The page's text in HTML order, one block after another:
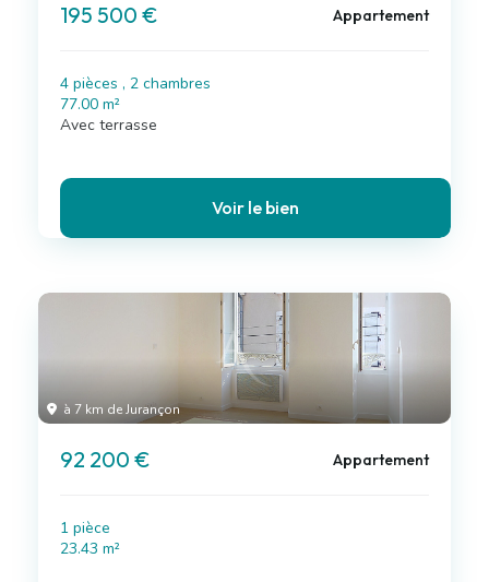
195 500 € Appartement
4 pièces , 2 chambres
77.00 m²
Avec terrasse
Voir le bien
à 7 km de Jurançon
92 200 € Appartement
1 pièce
23.43 m²